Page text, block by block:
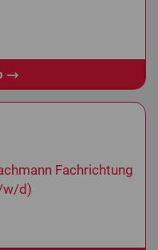
Fachrichtung
w/d)